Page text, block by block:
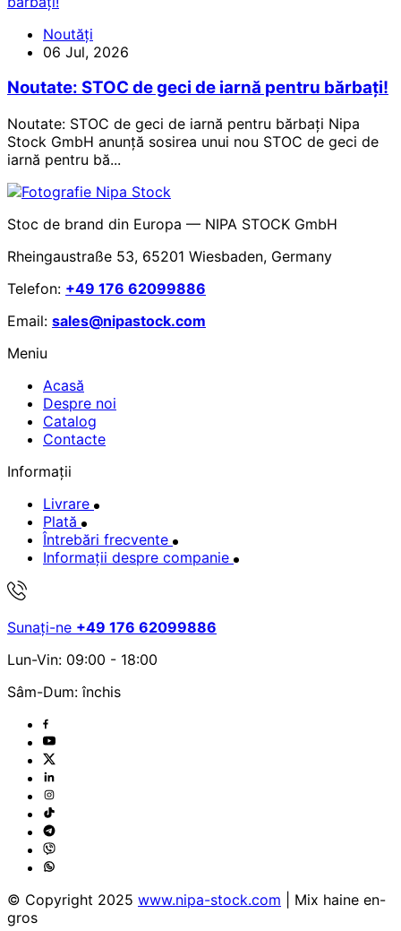
Noutăți
06 Jul, 2026
Noutate: STOC de geci de iarnă pentru bărbați!
Noutate: STOC de geci de iarnă pentru bărbați Nipa
Stock GmbH anunță sosirea unui nou STOC de geci de
iarnă pentru bă...
Stoc de brand din Europa — NIPA STOCK GmbH
Rheingaustraße 53, 65201 Wiesbaden, Germany
Telefon: +49 176 62099886
Email: sales@nipastock.com
Meniu
Acasă
Despre noi
Catalog
Contacte
Informații
Livrare
Plată
Întrebări frecvente
Informații despre companie
Sunați-ne +49 176 62099886
Lun-Vin: 09:00 - 18:00
Sâm-Dum: închis
© Copyright 2025 www.nipa-stock.com | Mix haine en-
gros